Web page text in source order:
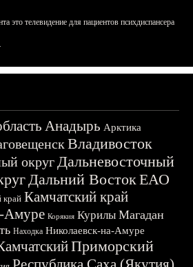
это телевидение для пациентов психдиспансера
Анадырь Арктика
Владивосток
округДальневосточный
Дальний ВостокЕАО
край Камчатский край
Амуре Корякия Курилы Магадан
Находка Николаевск-на-Амуре
Приморский